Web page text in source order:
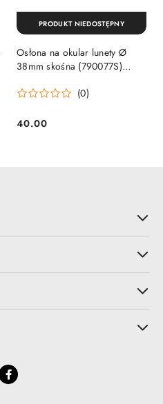
Osłona na okular lunety Ø
38mm skośna (790077S)
(0)
Cena:
40.00
PRODUKT NIEDOSTĘPNY